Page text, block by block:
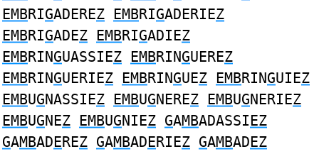
EMBRIGADEREZ EMBRIGADERIEZ
EMBRIGADEZ EMBRIGADIEZ
EMBRINGUASSIEZ EMBRINGUEREZ
EMBRINGUERIEZ EMBRINGUEZ EMBRINGUIEZ
EMBUGNASSIEZ EMBUGNEREZ EMBUGNERIEZ
EMBUGNEZ EMBUGNIEZ GAMBADASSIEZ
GAMBADEREZ GAMBADERIEZ GAMBADEZ